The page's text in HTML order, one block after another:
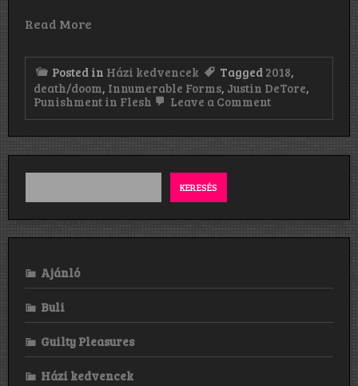
Read More
Posted in Házi kedvencek Tagged 2018,
death/doom, Innumerable Forms, Justin DeTore,
Punishment in Flesh
Leave a Commenton
Punishment
in
KERESÉS
Ajánló
Buli
Guilty Pleasures
Házi kedvencek